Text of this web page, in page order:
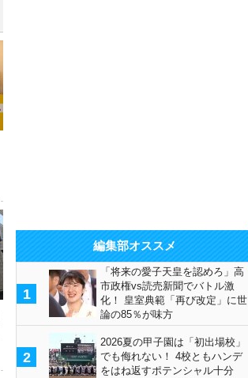
編集部オススメ
1
「将来の愛子天皇を認めろ」高
市政権vs読売新聞でバトル激
化！ 皇室典範「再び改定」に世
論の85％が味方
2
2026夏の甲子園は「初出場校」
でも侮れない！ 4校ともハンデ
をはね返すポテンシャル十分